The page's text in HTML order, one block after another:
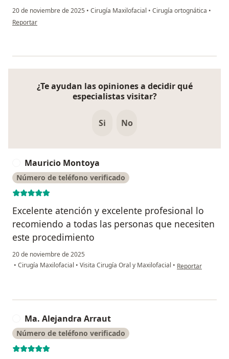
20 de noviembre de 2025 • Cirugía Maxilofacial • Cirugía ortognática •
en opinión del usuario Dina
Reportar
¿Te ayudan las opiniones a decidir qué
especialistas visitar?
Si No
Mauricio Montoya
Número de teléfono verificado
Excelente atención y excelente profesional lo
recomiendo a todas las personas que necesiten
este procedimiento
20 de noviembre de 2025
• Cirugía Maxilofacial • Visita Cirugía Oral y Maxilofacial • en opinión del
Reportar
Ma. Alejandra Arraut
Número de teléfono verificado